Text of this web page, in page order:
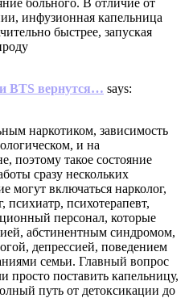
больного. В отличие от
инфузионная капельница
быстрее, запуская
BTS вернутся… says:
наркотиком, зависимость
и на
поэтому такое состояние
сразу нескольких
могут включаться нарколог,
психиатр, психотерапевт,
персонал, которые
абстинентным синдромом,
депрессией, поведением
семьи. Главный вопрос
просто поставить капельницу,
путь от детоксикации до